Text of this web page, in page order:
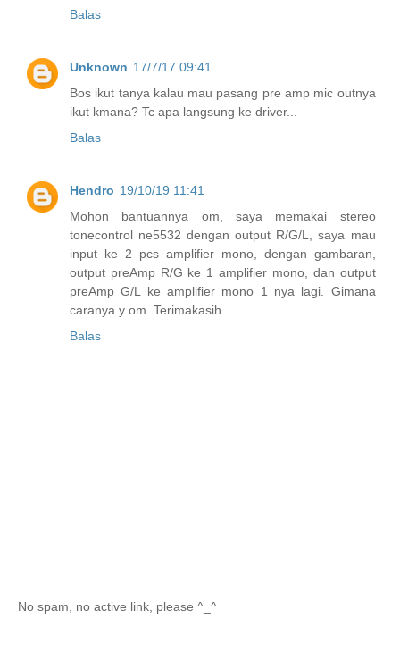
Balas
Unknown 17/7/17 09:41
Bos ikut tanya kalau mau pasang pre amp mic outnya
ikut kmana? Tc apa langsung ke driver...
Balas
Hendro 19/10/19 11:41
Mohon bantuannya om, saya memakai stereo
tonecontrol ne5532 dengan output R/G/L, saya mau
input ke 2 pcs amplifier mono, dengan gambaran,
output preAmp R/G ke 1 amplifier mono, dan output
preAmp G/L ke amplifier mono 1 nya lagi. Gimana
caranya y om. Terimakasih.
Balas
No spam, no active link, please ^_^